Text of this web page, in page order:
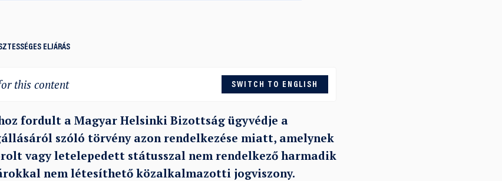
ELJÁRÁS
this content SWITCH TO ENGLISH
fordult a Magyar Helsinki Bizottság ügyvédje a
szóló törvény azon rendelkezése miatt, amelynek
vagy letelepedett státusszal nem rendelkező harmadik
nem létesíthető közalkalmazotti jogviszony.